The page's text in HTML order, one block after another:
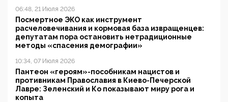
06:48, 21 Июля 2026
Посмертное ЭКО как инструмент
расчеловечивания и кормовая база извращенцев:
депутатам пора остановить нетрадиционные
методы «спасения демографии»
10:34, 07 Июля 2026
Пантеон «героям»-пособникам нацистов и
противникам Православия в Киево-Печерской
Лавре: Зеленский и Ко показывают миру рога и
копыта